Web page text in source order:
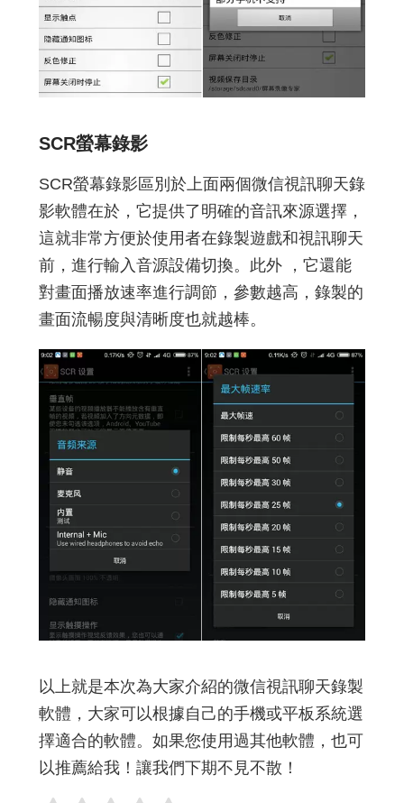
SCR螢幕錄影
SCR螢幕錄影區別於上面兩個微信視訊聊天錄
影軟體在於，它提供了明確的音訊來源選擇，
這就非常方便於使用者在錄製遊戲和視訊聊天
前，進行輸入音源設備切換。此外 ，它還能
對畫面播放速率進行調節，參數越高，錄製的
畫面流暢度與清晰度也就越棒。
以上就是本次為大家介紹的微信視訊聊天錄製
軟體，大家可以根據自己的手機或平板系統選
擇適合的軟體。如果您使用過其他軟體，也可
以推薦給我！讓我們下期不見不散！